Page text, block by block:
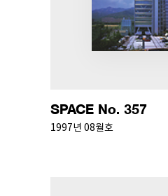
SPACE No. 357
1997년 08월호